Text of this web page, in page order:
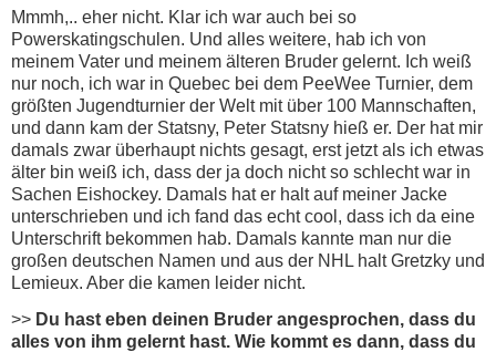
Mmmh,.. eher nicht. Klar ich war auch bei so
Powerskatingschulen. Und alles weitere, hab ich von
meinem Vater und meinem älteren Bruder gelernt. Ich weiß
nur noch, ich war in Quebec bei dem PeeWee Turnier, dem
größten Jugendturnier der Welt mit über 100 Mannschaften,
und dann kam der Statsny, Peter Statsny hieß er. Der hat mir
damals zwar überhaupt nichts gesagt, erst jetzt als ich etwas
älter bin weiß ich, dass der ja doch nicht so schlecht war in
Sachen Eishockey. Damals hat er halt auf meiner Jacke
unterschrieben und ich fand das echt cool, dass ich da eine
Unterschrift bekommen hab. Damals kannte man nur die
großen deutschen Namen und aus der NHL halt Gretzky und
Lemieux. Aber die kamen leider nicht.
>> Du hast eben deinen Bruder angesprochen, dass du
alles von ihm gelernt hast. Wie kommt es dann, dass du